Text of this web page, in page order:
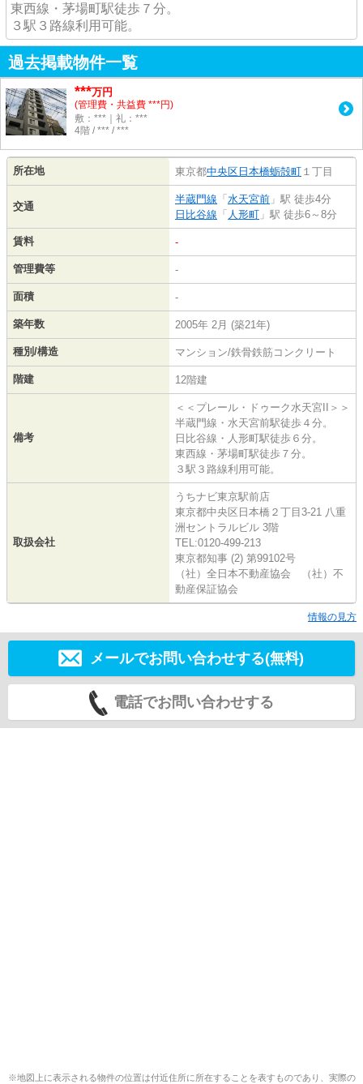
東西線・茅場町駅徒歩７分。
３駅３路線利用可能。
過去掲載物件一覧
***万円
(管理費・共益費 ***円)
敷：***｜礼：***
4階 / *** / ***
所在地 東京都中央区 日本橋蛎殻町 １丁目
交通
半蔵門線 「 水天宮前 」駅 徒歩4分
日比谷線 「 人形町 」駅 徒歩6～8分
賃料 -
管理費等 -
面積 -
築年数 2005年 2月 (築21年)
種別/構造 マンション/鉄骨鉄筋コンクリート
階建 12階建
備考
＜＜プレール・ドゥーク水天宮II＞＞
半蔵門線・水天宮前駅徒歩４分。
日比谷線・人形町駅徒歩６分。
東西線・茅場町駅徒歩７分。
３駅３路線利用可能。
取扱会社
うちナビ東京駅前店
東京都中央区日本橋２丁目3-21 八重
洲セントラルビル 3階
TEL:0120-499-213
東京都知事 (2) 第99102号
（社）全日本不動産協会 （社）不
動産保証協会
情報の見方
メールでお問い合わせする(無料)
電話でお問い合わせする
※地図上に表示される物件の位置は付近住所に所在することを表すものであり、実際の